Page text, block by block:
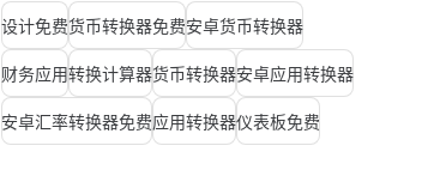
设计免费货币转换器免费安卓货币转换器
财务应用转换计算器货币转换器安卓应用转换器
安卓汇率转换器免费应用转换器仪表板免费